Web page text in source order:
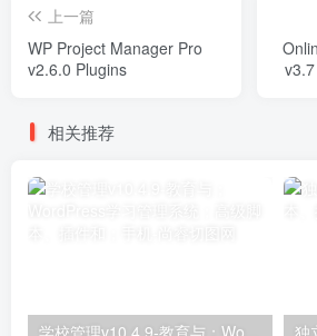
上一篇
WP Project Manager Pro
v2.6.0 Plugins
相关推荐